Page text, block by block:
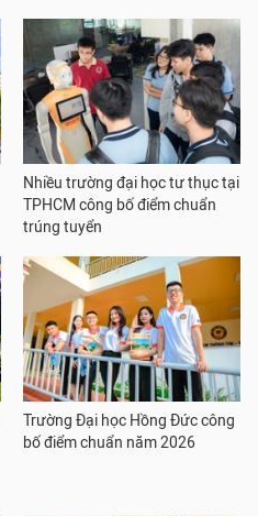
Nhiều trường đại học tư thục tại
TPHCM công bố điểm chuẩn
trúng tuyển
Trường Đại học Hồng Đức công
bố điểm chuẩn năm 2026